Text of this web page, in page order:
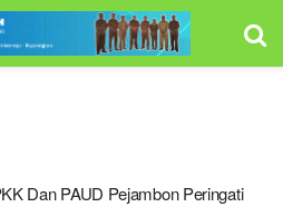
Dan PAUD Pejambon Peringati